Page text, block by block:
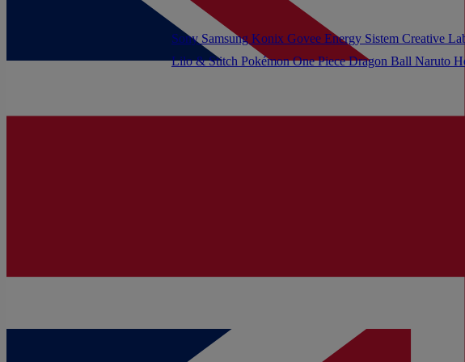
Lilo & Stitch PokémonOne PieceDragon Ball Naruto
Sony Samsung Konix Govee Energy Sistem Creative